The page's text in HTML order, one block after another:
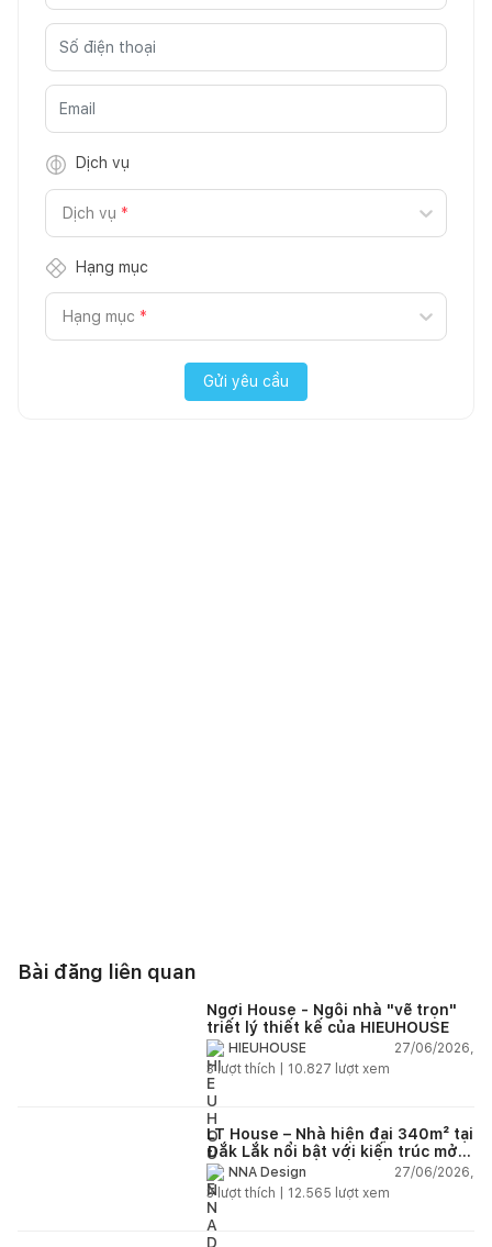
Dịch vụ
Dịch vụ *
Hạng mục
Hạng mục *
Gửi yêu cầu
Bài đăng liên quan
Ngơi House - Ngôi nhà "vẽ trọn"
triết lý thiết kế của HIEUHOUSE
HIEUHOUSE
27/06/2026,
3lượt thích | 10.827 lượt xem
LT House – Nhà hiện đại 340m² tại
Đắk Lắk nổi bật với kiến trúc mở
và hệ sân vườn kết nối thiên
nhiên
NNA Design
27/06/2026,
3lượt thích | 12.565 lượt xem